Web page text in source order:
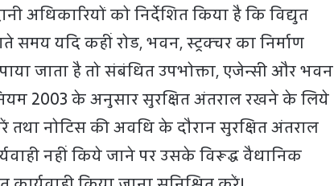
अधिकारियों को निर्देशित किया है कि विद्युत
समय यदि कहीं रोड, भवन, स्ट्रक्चर का निर्माण
जाता है तो संबंधित उपभोक्ता, एजेन्सी और भवन
2003 के अनुसार सुरक्षित अंतराल रखने के लिये
तथा नोटिस की अवधि के दौरान सुरक्षित अंतराल
नहीं किये जाने पर उसके विरूद्ध वैधानिक